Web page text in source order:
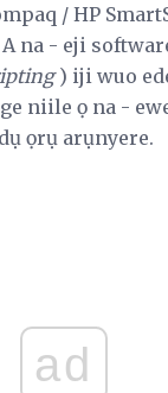
/ HP
na - eji
) iji wuo
niile ọ na -
ọrụ arụnyere.
ad